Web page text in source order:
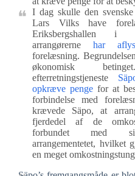
I dag skulle den svenske
Lars Vilks have
Eriksbergshallen i
arrangørerne har
forelæsning.
økonomisk
efterretningstjeneste
opkræve penge for at
forbindelse med
krævede Säpo, at
fjerdedel af de
forbundet med
arrangementetet, hvilket
en meget